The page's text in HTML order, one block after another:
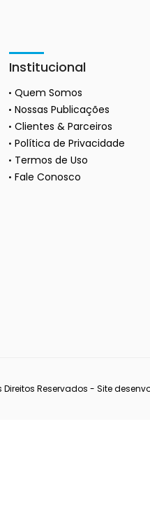
Institucional
Quem Somos
Nossas Publicações
Clientes & Parceiros
Política de Privacidade
Termos de Uso
Fale Conosco
Reservados - Site